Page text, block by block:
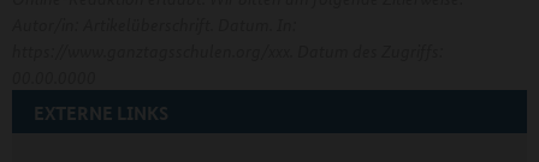
EXTERNE LINKS